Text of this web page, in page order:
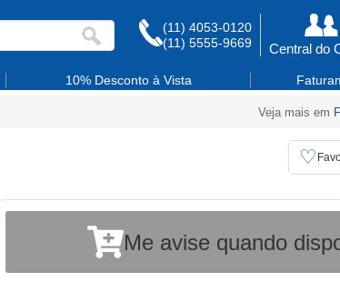
(11) 4053-0120
(11) 5555-9669
Central do
10% Desconto à Vista
Veja mais em
♡
Me avise quando